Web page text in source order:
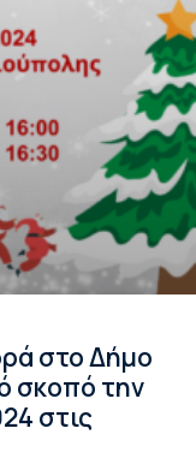
στο Δήμο
σκοπό την
στις